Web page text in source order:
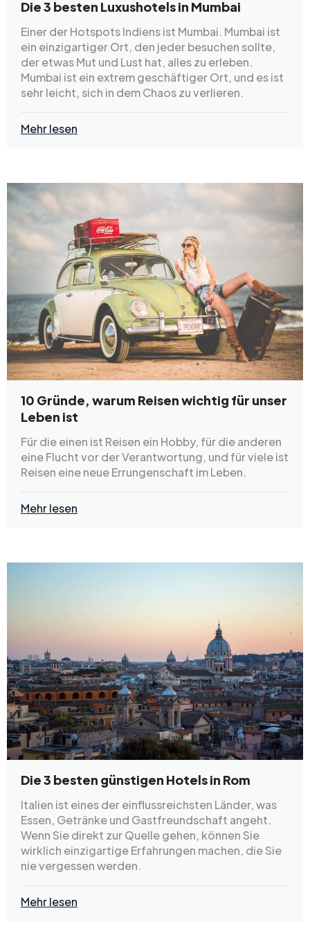
Die 3 besten Luxushotels in Mumbai
Einer der Hotspots Indiens ist Mumbai. Mumbai ist
ein einzigartiger Ort, den jeder besuchen sollte,
der etwas Mut und Lust hat, alles zu erleben.
Mumbai ist ein extrem geschäftiger Ort, und es ist
sehr leicht, sich in dem Chaos zu verlieren.
Mehr lesen
10 Gründe, warum Reisen wichtig für unser
Leben ist
Für die einen ist Reisen ein Hobby, für die anderen
eine Flucht vor der Verantwortung, und für viele ist
Reisen eine neue Errungenschaft im Leben.
Mehr lesen
Die 3 besten günstigen Hotels in Rom
Italien ist eines der einflussreichsten Länder, was
Essen, Getränke und Gastfreundschaft angeht.
Wenn Sie direkt zur Quelle gehen, können Sie
wirklich einzigartige Erfahrungen machen, die Sie
nie vergessen werden.
Mehr lesen